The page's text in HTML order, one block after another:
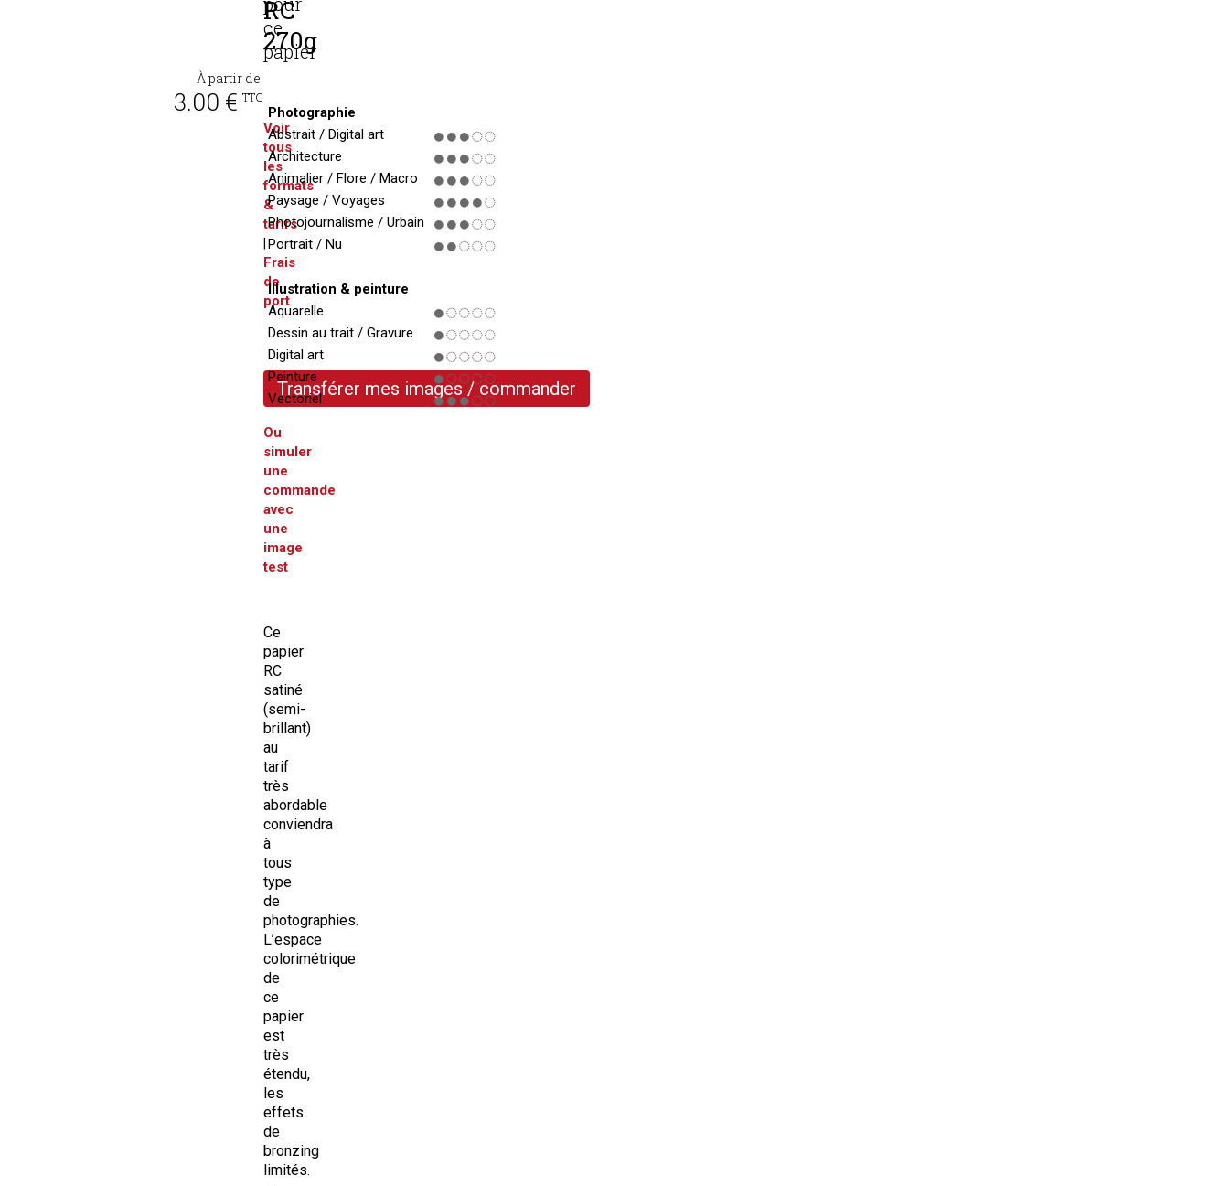
RC
270g
À partir de
3.00 € TTC
Voir
tous
les
formats
&
tarifs
Frais
de
port
Transférer mes images / commander
Ou
simuler
une
commande
avec
une
image
test
Ce
papier
RC
satiné
(semi-
brillant)
au
tarif
très
abordable
conviendra
à
tous
type
de
photographies.
L’espace
colorimétrique
de
ce
papier
est
très
étendu,
les
effets
de
bronzing
limités.
ce
papier
Photographie
Abstrait / Digital art
Architecture
Animalier / Flore / Macro
Paysage / Voyages
Photojournalisme / Urbain
Portrait / Nu
Illustration & peinture
Aquarelle
Dessin au trait / Gravure
Digital art
Peinture
Vectoriel